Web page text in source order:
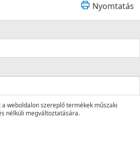
Nyomtatás
weboldalon szereplő termékek műszaki
nélküli megváltoztatására.